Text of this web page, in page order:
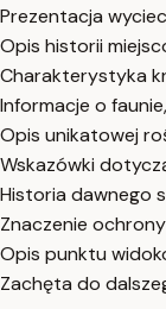
Prezentacja
Opis historii
Charakterystyka
Informacje o
Opis unikatowej
Wskazówki
Historia dawnego
Znaczenie
Opis punktu
Zachęta do